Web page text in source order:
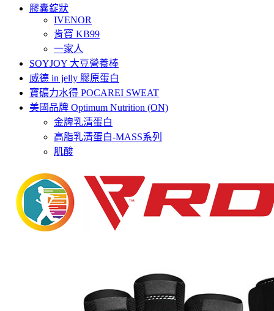
膠囊錠狀
IVENOR
肯寶 KB99
一家人
SOYJOY 大豆營養棒
威德 in jelly 膠原蛋白
寶礦力水得 POCAREI SWEAT
美國品牌 Optimum Nutrition (ON)
金牌乳清蛋白
高脂乳清蛋白-MASS系列
肌酸